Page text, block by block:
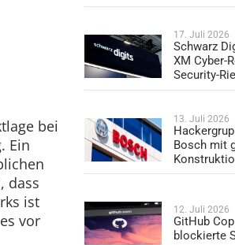
bei
Ein
dass
ist
vor
17. Juli 2026
Schwarz
XM Cyber-
Security-
13. Juli 2026
Bosch mit
12. Juli 2026
GitHub
blockierte